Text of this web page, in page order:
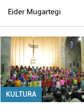
Eider Mugartegi
KULTURA